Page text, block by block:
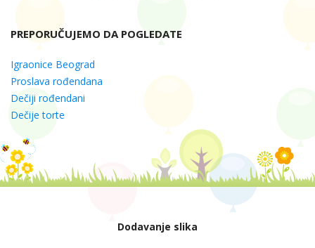
PREPORUČUJEMO DA POGLEDATE
Igraonice Beograd
Proslava rođendana
Dečiji rođendani
Dečije torte
Dodavanje slika